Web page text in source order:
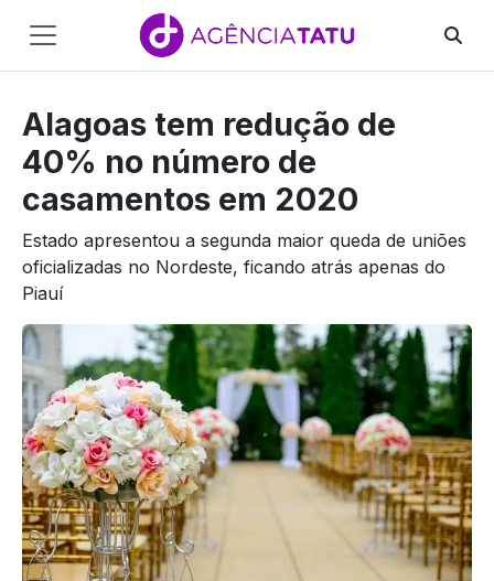
Pular para o conteúdo
Main
Navigation
Alagoas tem redução de
40% no número de
casamentos em 2020
Estado apresentou a segunda maior queda de uniões
oficializadas no Nordeste, ficando atrás apenas do
Piauí